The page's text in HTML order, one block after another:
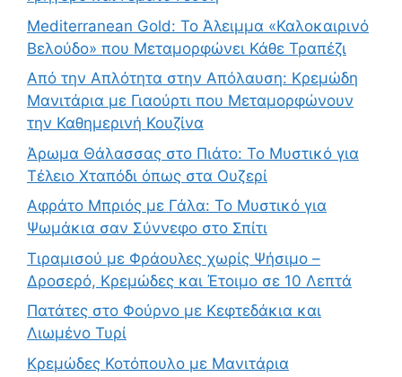
Mediterranean Gold: Το Άλειμμα «Καλοκαιρινό
Βελούδο» που Μεταμορφώνει Κάθε Τραπέζι
Από την Απλότητα στην Απόλαυση: Κρεμώδη
Μανιτάρια με Γιαούρτι που Μεταμορφώνουν
την Καθημερινή Κουζίνα
Άρωμα Θάλασσας στο Πιάτο: Το Μυστικό για
Τέλειο Χταπόδι όπως στα Ουζερί
Αφράτο Μπριός με Γάλα: Το Μυστικό για
Ψωμάκια σαν Σύννεφο στο Σπίτι
Τιραμισού με Φράουλες χωρίς Ψήσιμο –
Δροσερό, Κρεμώδες και Έτοιμο σε 10 Λεπτά
Πατάτες στο Φούρνο με Κεφτεδάκια και
Λιωμένο Τυρί
Κρεμώδες Κοτόπουλο με Μανιτάρια